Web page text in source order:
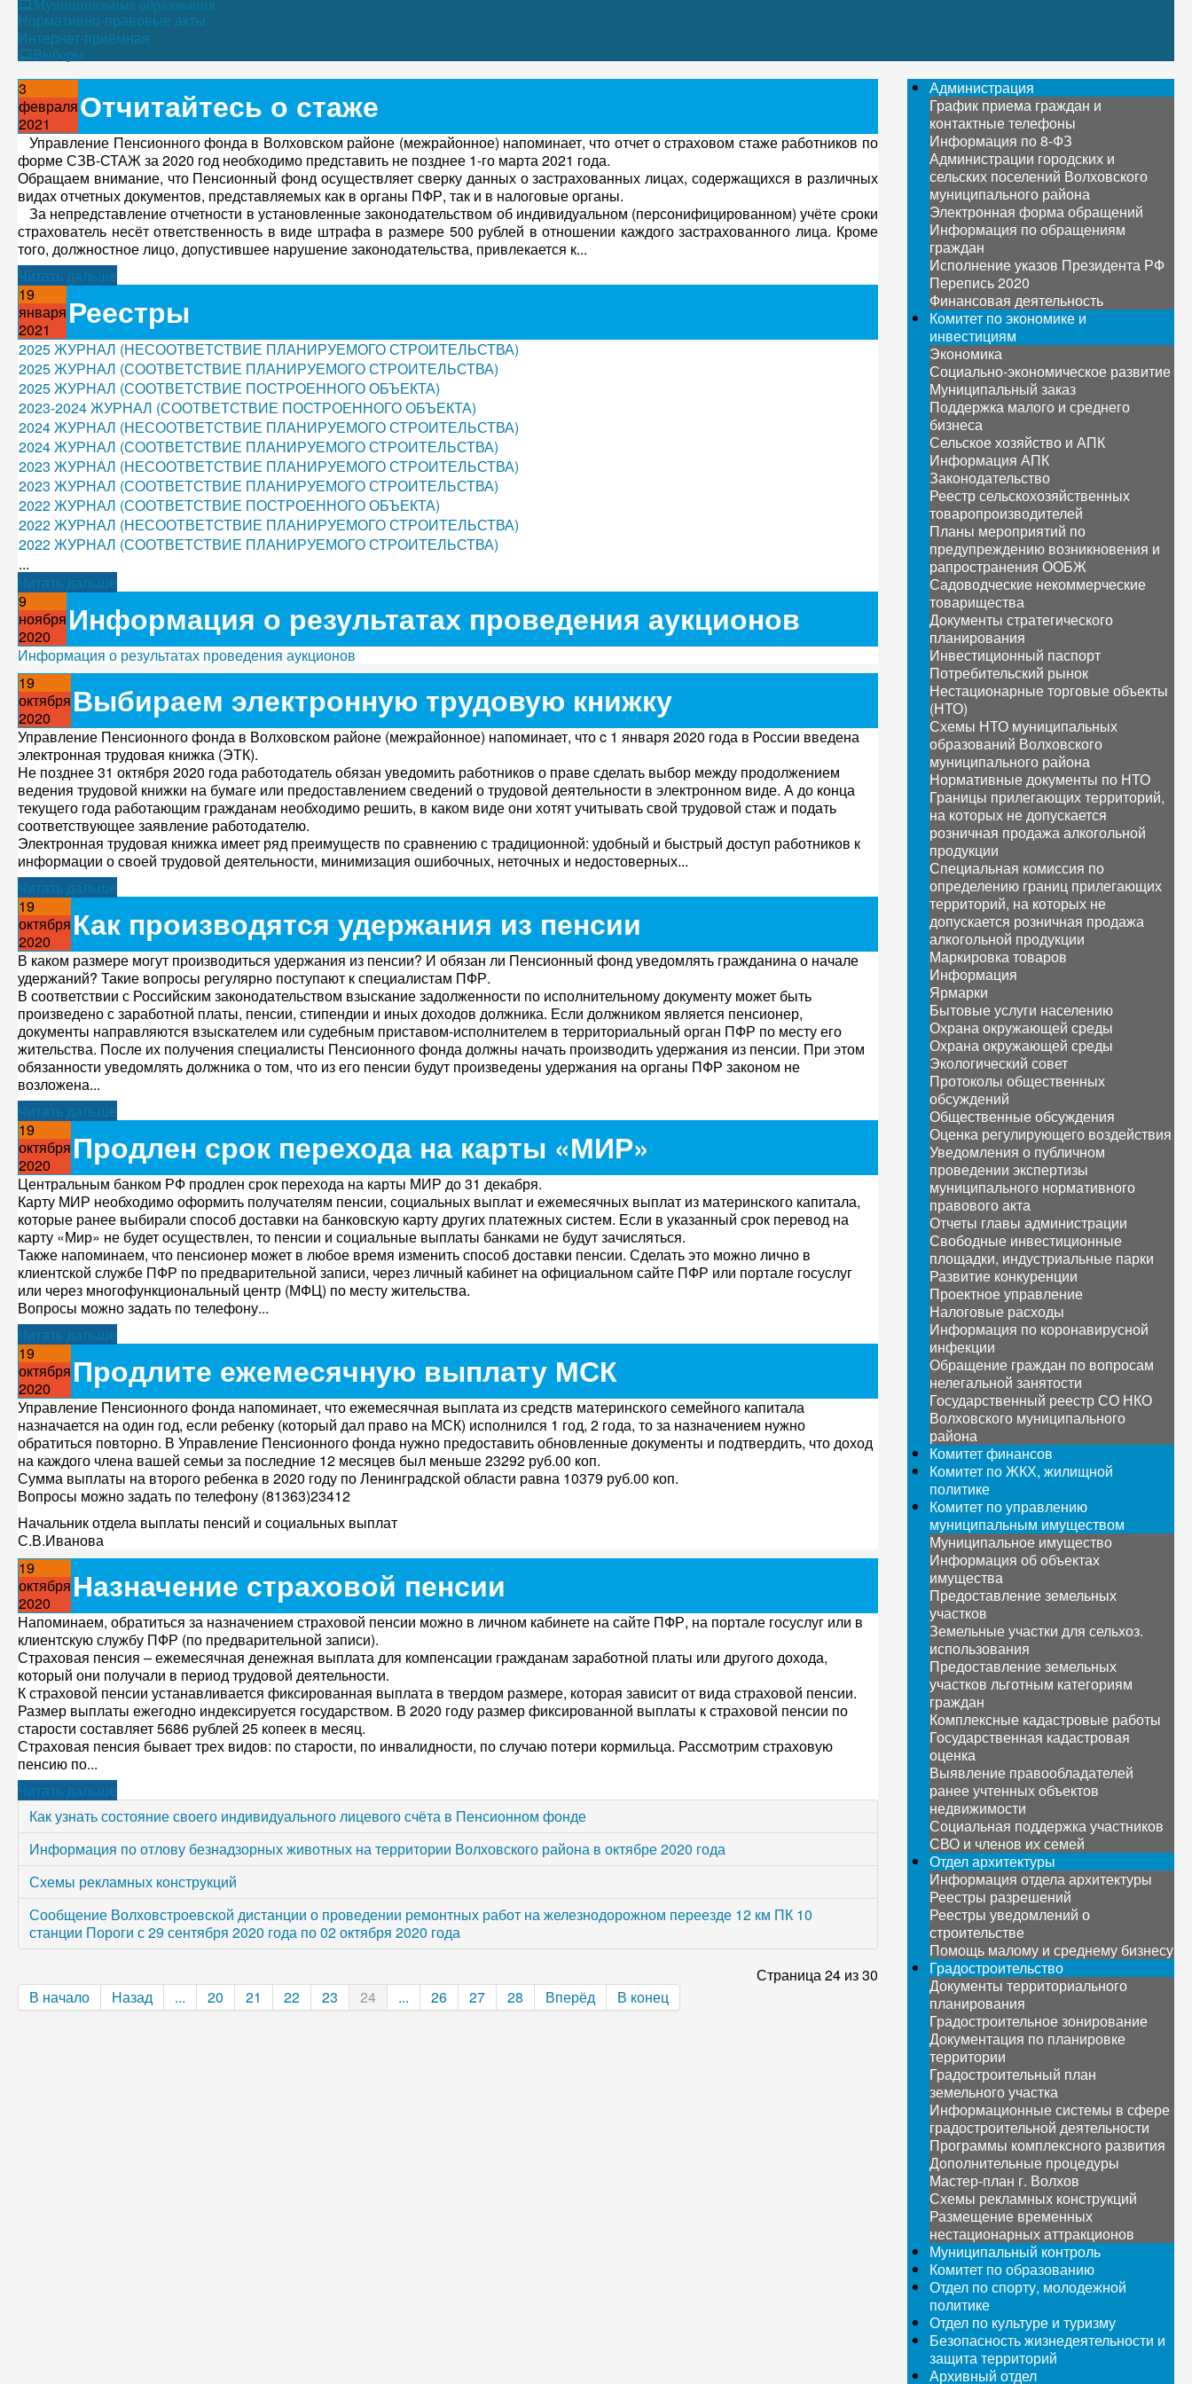
Муниципальные образования
Нормативно-правовые акты
Интернет-приёмная
Выборы
3
февраля
2021
Отчитайтесь о стаже
Управление Пенсионного фонда в Волховском районе (межрайонное) напоминает, что отчет о страховом стаже работников по
форме СЗВ-СТАЖ за 2020 год необходимо представить не позднее 1-го марта 2021 года.
Обращаем внимание, что Пенсионный фонд осуществляет сверку данных о застрахованных лицах, содержащихся в различных
видах отчетных документов, представляемых как в органы ПФР, так и в налоговые органы.
За непредставление отчетности в установленные законодательством об индивидуальном (персонифицированном) учёте сроки
страхователь несёт ответственность в виде штрафа в размере 500 рублей в отношении каждого застрахованного лица. Кроме
того, должностное лицо, допустившее нарушение законодательства, привлекается к...
Читать дальше
19
января
2021
Реестры
2025 ЖУРНАЛ (НЕСООТВЕТСТВИЕ ПЛАНИРУЕМОГО СТРОИТЕЛЬСТВА)
2025 ЖУРНАЛ (СООТВЕТСТВИЕ ПЛАНИРУЕМОГО СТРОИТЕЛЬСТВА)
2025 ЖУРНАЛ (СООТВЕТСТВИЕ ПОСТРОЕННОГО ОБЪЕКТА)
2023-2024 ЖУРНАЛ (СООТВЕТСТВИЕ ПОСТРОЕННОГО ОБЪЕКТА)
2024 ЖУРНАЛ (НЕСООТВЕТСТВИЕ ПЛАНИРУЕМОГО СТРОИТЕЛЬСТВА)
2024 ЖУРНАЛ (СООТВЕТСТВИЕ ПЛАНИРУЕМОГО СТРОИТЕЛЬСТВА)
2023 ЖУРНАЛ (НЕСООТВЕТСТВИЕ ПЛАНИРУЕМОГО СТРОИТЕЛЬСТВА)
2023 ЖУРНАЛ (СООТВЕТСТВИЕ ПЛАНИРУЕМОГО СТРОИТЕЛЬСТВА)
2022 ЖУРНАЛ (СООТВЕТСТВИЕ ПОСТРОЕННОГО ОБЪЕКТА)
2022 ЖУРНАЛ (НЕСООТВЕТСТВИЕ ПЛАНИРУЕМОГО СТРОИТЕЛЬСТВА)
2022 ЖУРНАЛ (СООТВЕТСТВИЕ ПЛАНИРУЕМОГО СТРОИТЕЛЬСТВА)
...
Читать дальше
9
ноября
2020
Информация о результатах проведения аукционов
Информация о результатах проведения аукционов
19
октября
2020
Выбираем электронную трудовую книжку
Управление Пенсионного фонда в Волховском районе (межрайонное) напоминает, что c 1 января 2020 года в России введена
электронная трудовая книжка (ЭТК).
Не позднее 31 октября 2020 года работодатель обязан уведомить работников о праве сделать выбор между продолжением
ведения трудовой книжки на бумаге или предоставлением сведений о трудовой деятельности в электронном виде. А до конца
текущего года работающим гражданам необходимо решить, в каком виде они хотят учитывать свой трудовой стаж и подать
соответствующее заявление работодателю.
Электронная трудовая книжка имеет ряд преимуществ по сравнению с традиционной: удобный и быстрый доступ работников к
информации о своей трудовой деятельности, минимизация ошибочных, неточных и недостоверных...
Читать дальше
19
октября
2020
Как производятся удержания из пенсии
В каком размере могут производиться удержания из пенсии? И обязан ли Пенсионный фонд уведомлять гражданина о начале
удержаний? Такие вопросы регулярно поступают к специалистам ПФР.
В соответствии с Российским законодательством взыскание задолженности по исполнительному документу может быть
произведено с заработной платы, пенсии, стипендии и иных доходов должника. Если должником является пенсионер,
документы направляются взыскателем или судебным приставом-исполнителем в территориальный орган ПФР по месту его
жительства. После их получения специалисты Пенсионного фонда должны начать производить удержания из пенсии. При этом
обязанности уведомлять должника о том, что из его пенсии будут произведены удержания на органы ПФР законом не
возложена...
Читать дальше
19
октября
2020
Продлен срок перехода на карты «МИР»
Центральным банком РФ продлен срок перехода на карты МИР до 31 декабря.
Карту МИР необходимо оформить получателям пенсии, социальных выплат и ежемесячных выплат из материнского капитала,
которые ранее выбирали способ доставки на банковскую карту других платежных систем. Если в указанный срок перевод на
карту «Мир» не будет осуществлен, то пенсии и социальные выплаты банками не будут зачисляться.
Также напоминаем, что пенсионер может в любое время изменить способ доставки пенсии. Сделать это можно лично в
клиентской службе ПФР по предварительной записи, через личный кабинет на официальном сайте ПФР или портале госуслуг
или через многофункциональный центр (МФЦ) по месту жительства.
Вопросы можно задать по телефону...
Читать дальше
19
октября
2020
Продлите ежемесячную выплату МСК
Управление Пенсионного фонда напоминает, что ежемесячная выплата из средств материнского семейного капитала
назначается на один год, если ребенку (который дал право на МСК) исполнился 1 год, 2 года, то за назначением нужно
обратиться повторно. В Управление Пенсионного фонда нужно предоставить обновленные документы и подтвердить, что доход
на каждого члена вашей семьи за последние 12 месяцев был меньше 23292 руб.00 коп.
Сумма выплаты на второго ребенка в 2020 году по Ленинградской области равна 10379 руб.00 коп.
Вопросы можно задать по телефону (81363)23412
Начальник отдела выплаты пенсий и социальных выплат
С.В.Иванова
19
октября
2020
Назначение страховой пенсии
Напоминаем, обратиться за назначением страховой пенсии можно в личном кабинете на сайте ПФР, на портале госуслуг или в
клиентскую службу ПФР (по предварительной записи).
Страховая пенсия – ежемесячная денежная выплата для компенсации гражданам заработной платы или другого дохода,
который они получали в период трудовой деятельности.
К страховой пенсии устанавливается фиксированная выплата в твердом размере, которая зависит от вида страховой пенсии.
Размер выплаты ежегодно индексируется государством. В 2020 году размер фиксированной выплаты к страховой пенсии по
старости составляет 5686 рублей 25 копеек в месяц.
Страховая пенсия бывает трех видов: по старости, по инвалидности, по случаю потери кормильца. Рассмотрим страховую
пенсию по...
Читать дальше
Как узнать состояние своего индивидуального лицевого счёта в Пенсионном фонде
Информация по отлову безнадзорных животных на территории Волховского района в октябре 2020 года
Схемы рекламных конструкций
Сообщение Волховстроевской дистанции о проведении ремонтных работ на железнодорожном переезде 12 км ПК 10
станции Пороги с 29 сентября 2020 года по 02 октября 2020 года
Страница 24 из 30
В начало
Назад ... 20 21 22 23 24 ... 26 27 28 Вперёд В конец
Администрация
График приема граждан и
контактные телефоны
Информация по 8-ФЗ
Администрации городских и
сельских поселений Волховского
муниципального района
Электронная форма обращений
Информация по обращениям
граждан
Исполнение указов Президента РФ
Перепись 2020
Финансовая деятельность
Комитет по экономике и
инвестициям
Экономика
Социально-экономическое развитие
Муниципальный заказ
Поддержка малого и среднего
бизнеса
Сельское хозяйство и АПК
Информация АПК
Законодательство
Реестр сельскохозяйственных
товаропроизводителей
Планы мероприятий по
предупреждению возникновения и
рапространения ООБЖ
Садоводческие некоммерческие
товарищества
Документы стратегического
планирования
Инвестиционный паспорт
Потребительский рынок
Нестационарные торговые объекты
(НТО)
Схемы НТО муниципальных
образований Волховского
муниципального района
Нормативные документы по НТО
Границы прилегающих территорий,
на которых не допускается
розничная продажа алкогольной
продукции
Специальная комиссия по
определению границ прилегающих
территорий, на которых не
допускается розничная продажа
алкогольной продукции
Маркировка товаров
Информация
Ярмарки
Бытовые услуги населению
Охрана окружающей среды
Охрана окружающей среды
Экологический совет
Протоколы общественных
обсуждений
Общественные обсуждения
Оценка регулирующего воздействия
Уведомления о публичном
проведении экспертизы
муниципального нормативного
правового акта
Отчеты главы администрации
Свободные инвестиционные
площадки, индустриальные парки
Развитие конкуренции
Проектное управление
Налоговые расходы
Информация по коронавирусной
инфекции
Обращение граждан по вопросам
нелегальной занятости
Государственный реестр СО НКО
Волховского муниципального
района
Комитет финансов
Комитет по ЖКХ, жилищной
политике
Комитет по управлению
муниципальным имуществом
Муниципальное имущество
Информация об объектах
имущества
Предоставление земельных
участков
Земельные участки для сельхоз.
использования
Предоставление земельных
участков льготным категориям
граждан
Комплексные кадастровые работы
Государственная кадастровая
оценка
Выявление правообладателей
ранее учтенных объектов
недвижимости
Социальная поддержка участников
СВО и членов их семей
Отдел архитектуры
Информация отдела архитектуры
Реестры разрешений
Реестры уведомлений о
строительстве
Помощь малому и среднему бизнесу
Градостроительство
Документы территориального
планирования
Градостроительное зонирование
Документация по планировке
территории
Градостроительный план
земельного участка
Информационные системы в сфере
градостроительной деятельности
Программы комплексного развития
Дополнительные процедуры
Мастер-план г. Волхов
Схемы рекламных конструкций
Размещение временных
нестационарных аттракционов
Муниципальный контроль
Комитет по образованию
Отдел по спорту, молодежной
политике
Отдел по культуре и туризму
Безопасность жизнедеятельности и
защита территорий
Архивный отдел